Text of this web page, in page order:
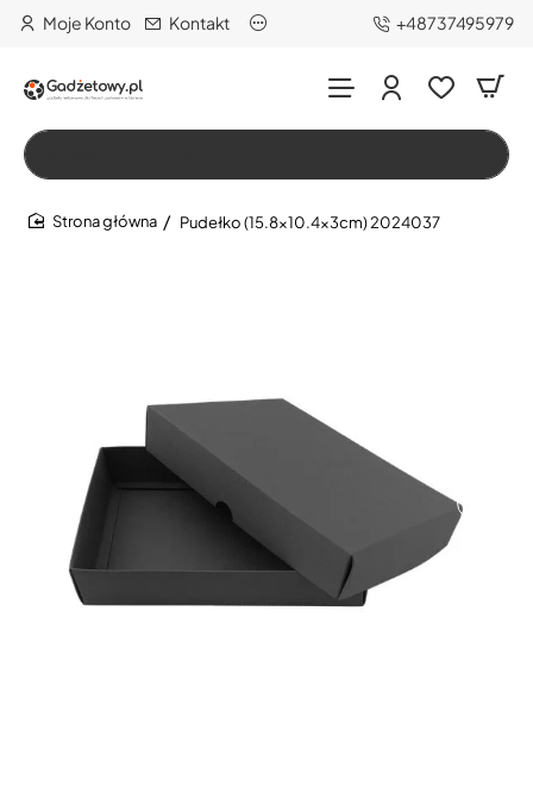
Moje Konto Kontakt +48737495979
Szukaj…
Pudełko (15.8x10.4x3cm) 2024037